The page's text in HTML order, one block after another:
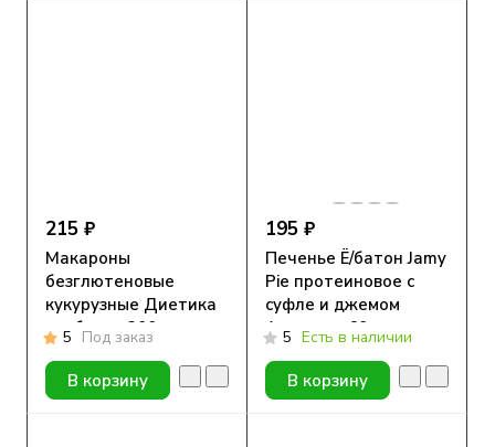
215 ₽
Макароны
безглютеновые
кукурузные Диетика
трубочка 300г
5 Под заказ
В корзину
195 ₽
Печенье Ё/батон Jamy
Pie протеиновое с
суфле и джемом
Апельсин 60гр
5 Есть в наличии
В корзину